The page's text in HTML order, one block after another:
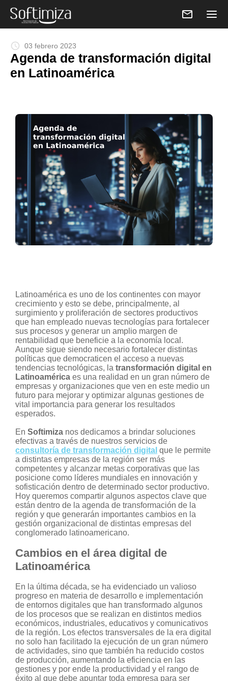
email
schedule 03 febrero 2023
Agenda de transformación digital
en Latinoamérica
Latinoamérica es uno de los continentes con mayor
crecimiento y esto se debe, principalmente, al
surgimiento y proliferación de sectores productivos
que han empleado nuevas tecnologías para fortalecer
sus procesos y generar un amplio margen de
rentabilidad que beneficie a la economía local.
Aunque sigue siendo necesario fortalecer distintas
políticas que democraticen el acceso a nuevas
tendencias tecnológicas, latransformación digital en
Latinoaméricaes una realidad en un gran número de
empresas y organizaciones que ven en este medio un
futuro para mejorar y optimizar algunas gestiones de
vital importancia para generar los resultados
esperados.
EnSoftimiza nos dedicamos a brindar soluciones
efectivas a través de nuestros servicios de
consultoría de transformación digital que le permite
a distintas empresas de la región ser más
competentes y alcanzar metas corporativas que las
posicione como líderes mundiales en innovación y
sofisticación dentro de determinado sector productivo.
Hoy queremos compartir algunos aspectos clave que
están dentro de la agenda de transformación de la
región y que generarán importantes cambios en la
gestión organizacional de distintas empresas del
conglomerado latinoamericano.
Cambios en el área digital de
Latinoamérica
En la última década, se ha evidenciado un valioso
progreso en materia de desarrollo e implementación
de entornos digitales que han transformado algunos
de los procesos que se realizan en distintos medios
económicos, industriales, educativos y comunicativos
de la región. Los efectos transversales de la era digital
no solo han facilitado la ejecución de un gran número
de actividades, sino que también ha reducido costos
de producción, aumentando la eficiencia en las
gestiones y por ende la productividad y el rango de
éxito al que debe apuntar toda empresa para ser